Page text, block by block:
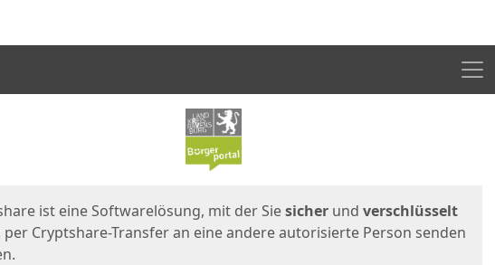
Menü
ist eine Softwarelösung, mit der Siesicher und verschlüsselt
per Cryptshare-Transfer an eine andere autorisierte Person senden